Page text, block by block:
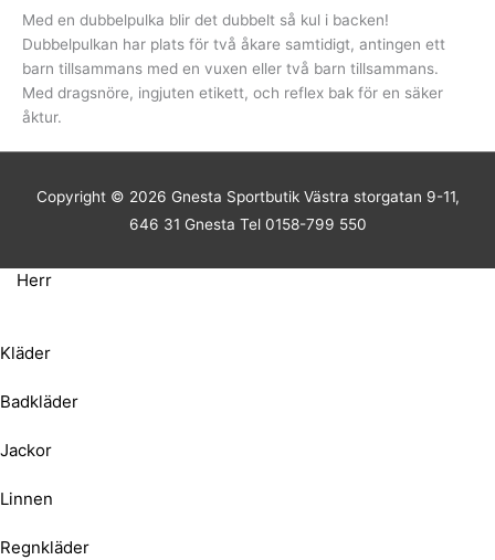
Med en dubbelpulka blir det dubbelt så kul i backen!
Dubbelpulkan har plats för två åkare samtidigt, antingen ett
barn tillsammans med en vuxen eller två barn tillsammans.
Med dragsnöre, ingjuten etikett, och reflex bak för en säker
åktur.
Copyright © 2026 Gnesta SportbutikVästra storgatan 9-11,
646 31 Gnesta Tel 0158-799 550
Herr
Kläder
Badkläder
Jackor
Linnen
Regnkläder